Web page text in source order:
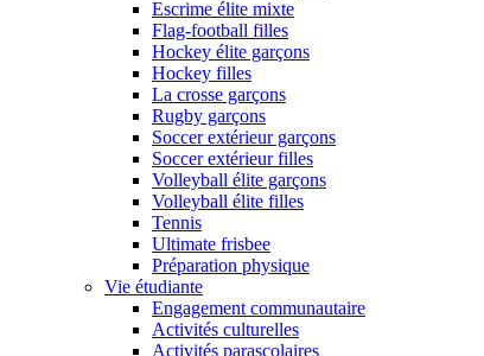
Escrime élite mixte
Flag-football filles
Hockey élite garçons
Hockey filles
La crosse garçons
Rugby garçons
Soccer extérieur garçons
Soccer extérieur filles
Volleyball élite garçons
Volleyball élite filles
Tennis
Ultimate frisbee
Préparation physique
Vie étudiante
Engagement communautaire
Activités culturelles
Activités parascolaires